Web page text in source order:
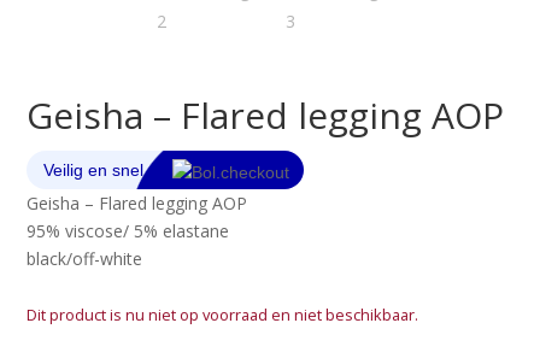
Geisha – Flared legging AOP
Geisha – Flared legging AOP
95% viscose/ 5% elastane
black/off-white
Dit product is nu niet op voorraad en niet beschikbaar.